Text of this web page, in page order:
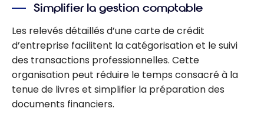
salons et
des
avantages
liés aux
voyages
entreprise :
avantages
et
inconvénie
nts
Simplifier la gestion comptable
Les relevés détaillés d’une carte de crédit
d’entreprise facilitent la catégorisation et le suivi
des transactions professionnelles. Cette
organisation peut réduire le temps consacré à la
tenue de livres et simplifier la préparation des
documents financiers.